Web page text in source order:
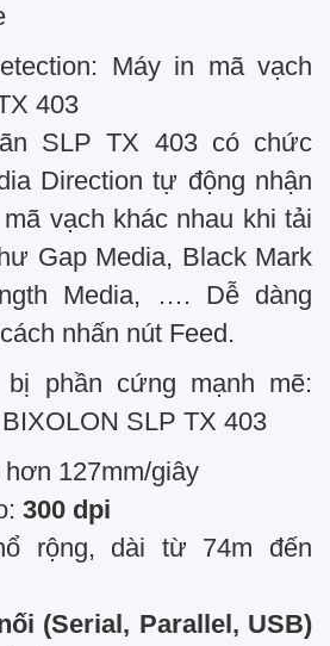
Máy in mã vạch
403
SLP TX 403 có chức
Direction tự động nhận
vạch khác nhau khi tải
Gap Media, Black Mark
Media, …. Dễ dàng
nhấn nút Feed.
phần cứng mạnh mẽ:
SLP TX 403
127mm/giây
300 dpi
rộng, dài từ 74m đến
(Serial, Parallel, USB)